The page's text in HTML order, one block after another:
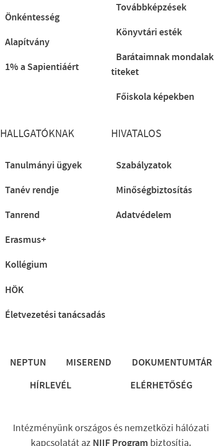
Önkéntesség
Alapítvány
1% a Sapientiáért
Továbbképzések
Könyvtári esték
Barátaimnak mondalak
titeket
Főiskola képekben
HALLGATÓKNAK
Tanulmányi ügyek
Tanév rendje
Tanrend
Erasmus+
Kollégium
HÖK
Életvezetési tanácsadás
HIVATALOS
Szabályzatok
Minőségbiztosítás
Adatvédelem
Lábléc
NEPTUN MISEREND
DOKUMENTUMTÁR
HÍRLEVÉL
ELÉRHETŐSÉG
Intézményünk országos és nemzetközi hálózati
kapcsolatát az NIIF Program biztosítja.